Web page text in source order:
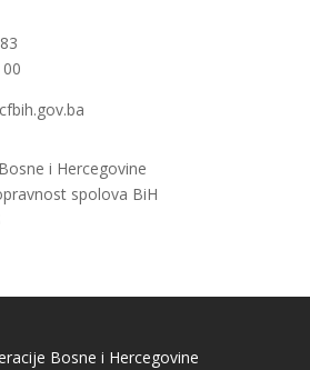
i Hercegovine
spolova BiH
Bosne i Hercegovine